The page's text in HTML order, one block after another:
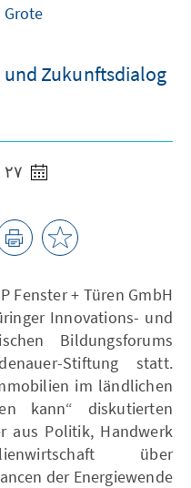
Zukunftsdialog
Fenster + Türen GmbH
Innovations- und
Bildungsforums
Stiftung statt.
im ländlichen
kann“ diskutierten
aus Politik, Handwerk
über
der Energiewende.